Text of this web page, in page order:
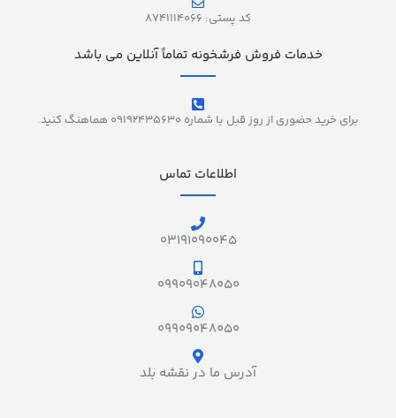
کد پستی: 8741114066
خدمات فروش فرشخونه تماماً آنلاین می باشد
برای خرید حضوری از روز قبل با شماره 09192435630 هماهنگ کنید.
اطلاعات تماس
03191090045
09909048050
09909048050
آدرس ما در نقشه بلد